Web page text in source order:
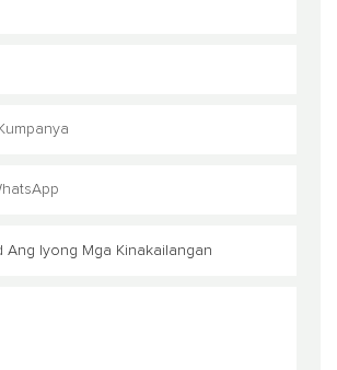
Ang Iyong Mga Kinakailangan